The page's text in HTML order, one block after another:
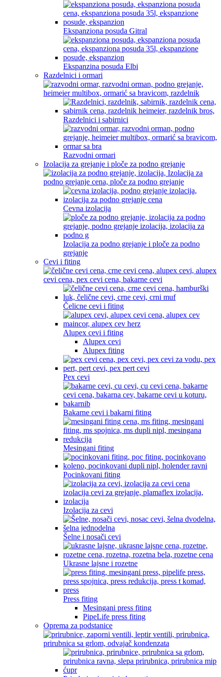
Ekspanziona posuda Gitral
Ekspanzina posuda Elbi
Razdelnici i ormari
Razdelnici i sabirnici
Razvodni ormari
Izolacija za grejanje i ploče za podno grejanje
Cevna izolacija
Izolacija za podno grejanje i ploče za podno
grejanje
Cevi i fiting
Čelicne cevi i fiting
Alupex cevi i fiting
Alupex cevi
Alupex fiting
Pex cevi
Bakarne cevi i bakarni fiting
Mesingani fiting
Pocinkovani fiting
Izolacija za cevi
Šelne i nosači cevi
Ukrasne lajsne i rozetne
Press fiting
Mesingani press fiting
PipeLife press fiting
Oprema za podstanice